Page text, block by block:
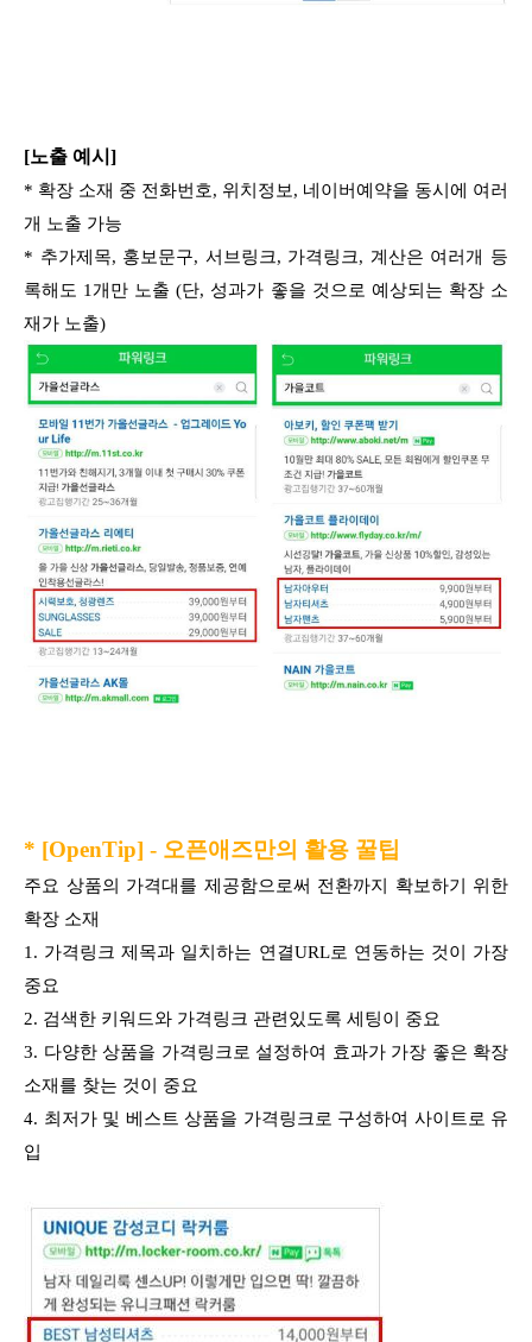
[노출 예시]
* 확장 소재 중 전화번호, 위치정보, 네이버예약을 동시에 여러
개 노출 가능
* 추가제목, 홍보문구, 서브링크, 가격링크, 계산은 여러개 등
록해도 1개만 노출 (단, 성과가 좋을 것으로 예상되는 확장 소
재가 노출)
* [OpenTip] - 오픈애즈만의 활용 꿀팁
주요 상품의 가격대를 제공함으로써 전환까지 확보하기 위한
확장 소재
1. 가격링크 제목과 일치하는 연결URL로 연동하는 것이 가장
중요
2. 검색한 키워드와 가격링크 관련있도록 세팅이 중요
3. 다양한 상품을 가격링크로 설정하여 효과가 가장 좋은 확장
소재를 찾는 것이 중요
4. 최저가 및 베스트 상품을 가격링크로 구성하여 사이트로 유
입